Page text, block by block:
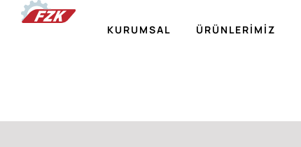
KURUMSAL ÜRÜNLERIMIZ